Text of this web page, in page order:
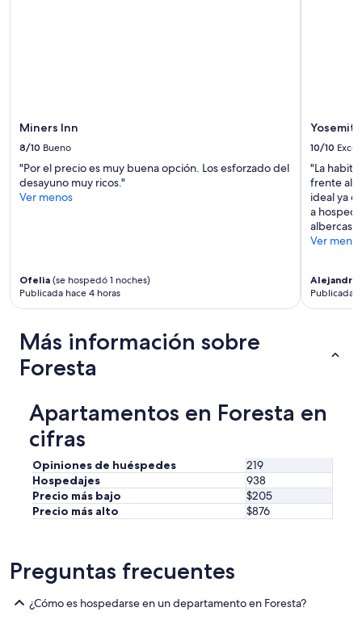
Miners Inn
8/10 Bueno
"Por el precio es muy buena opción. Los esforzado del
desayuno muy ricos."
Ver menos
Ofelia (se hospedó 1 noches)
Publicada hace 4 horas
10/10
"La
frente al
ideal ya
a
albercas."
Ver
Alejandra
Publicada
Más información sobre
Foresta
Apartamentos en Foresta en
cifras
Opiniones de huéspedes
219
Hospedajes
938
Precio más bajo
$205
Precio más alto
$876
Preguntas frecuentes
¿Cómo es hospedarse en un departamento en Foresta?